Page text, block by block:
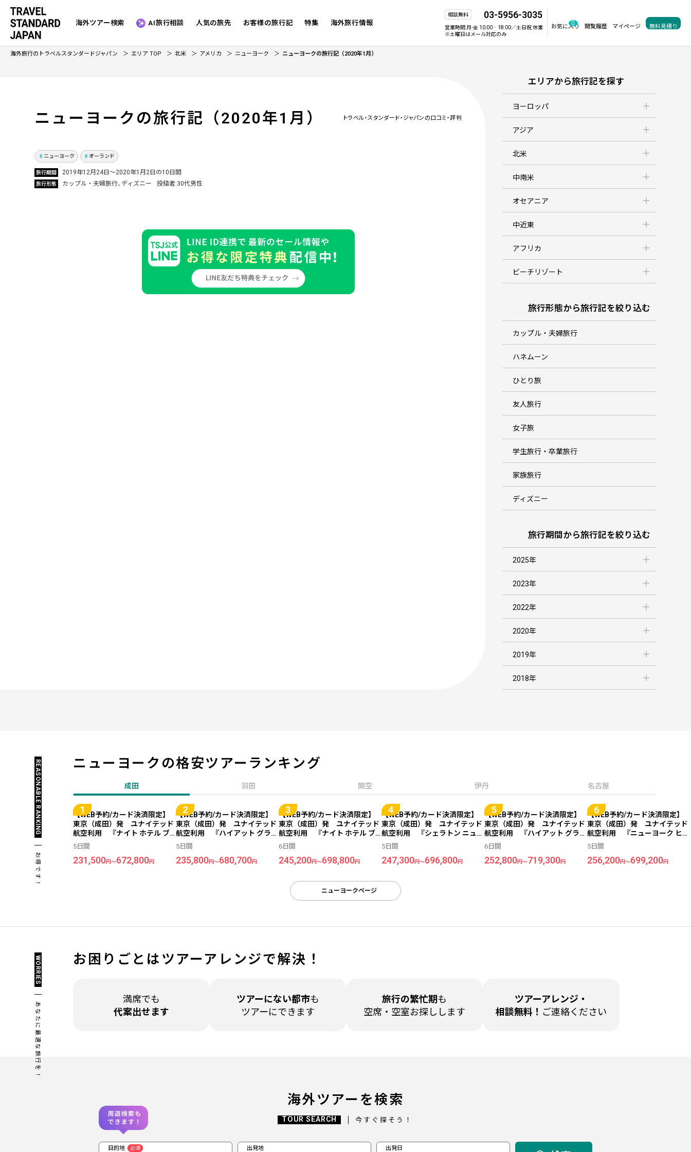
海外ツアー検索 AI旅行相談 人気の旅先 お客様の旅行記 特集 海外旅行情報
相談無料 03-5956-3035
営業時間:月-金 10:00‐18:00／土日祝 休業
※土曜日はメール対応のみ
お気に入り
0 閲覧履歴 マイページ 無料見積り
海外旅行のトラベルスタンダードジャパン エリア TOP 北米 アメリカ ニューヨーク ニューヨークの旅行記（2020年1月）
ニューヨークの旅行記 （2020年1月） トラベル・スタンダード・ジャパンの口コミ・評判
Vol.566
念願のフロリダのウォルト・ディズニー・ワー
ルドへ！ ニューヨークにも行き、タイムズスク
ニューヨーク オーランド
旅行期間 2019年12月24日〜2020年1月2日の10日間
旅行形態 カップル・夫婦旅行 ディズニー 投稿者 30代男性
エリアから旅行記を探す
ヨーロッパ
アジア
北米
中南米
オセアニア
中近東
アフリカ
ビーチリゾート
旅行形態から旅行記を絞り込む
カップル・夫婦旅行
ハネムーン
ひとり旅
友人旅行
女子旅
学生旅行・卒業旅行
家族旅行
ディズニー
旅行期間から旅行記を絞り込む
2025年
2023年
2022年
2020年
2019年
2018年
ニューヨークの格安ツアーランキング
REASONABLE RANKING
お得です！
成田 羽田 関空 伊丹 名古屋
【WEB予約/カード決済限定】
東京（成田）発 ユナイテッド
航空利用 『ナイト ホテル ブ
ロードウェイ ニューヨークシテ
ィ』指定 ＜ニューヨーク＞
5日間
5日間
231,500円～672,800円
【WEB予約/カード決済限定】
東京（成田）発 ユナイテッド
航空利用 『ハイアット グラン
ド セントラル ニューヨーク
（旧：グランド ハイアット ニ
ューヨーク）』指定 ＜ニュー
5日間
235,800円～680,700円
【WEB予約/カード決済限定】
東京（成田）発 ユナイテッド
航空利用 『ナイト ホテル ブ
ロードウェイ ニューヨークシテ
ィ』指定 ＜ニューヨーク＞
6日間
6日間
245,200円～698,800円
【WEB予約/カード決済限定】
東京（成田）発 ユナイテッド
航空利用 『シェラトン ニュー
ヨーク タイムズ スクエア ホテ
ル』指定 ＜ニューヨーク＞
5日間
5日間
247,300円～696,800円
【WEB予約/カード決済限定】
東京（成田）発 ユナイテッド
航空利用 『ハイアット グラン
ド セントラル ニューヨーク
（旧：グランド ハイアット ニ
ューヨーク）』指定 ＜ニュー
6日間
252,800円～719,300円
【WEB予約/カード決済限定】
東京（成田）発 ユナイテッド
航空利用 『ニューヨーク ヒル
トン ミッドタウン』指定 ＜ニ
ューヨーク＞ 5日間
5日間
256,200円～699,200円
ニューヨークページ
お困りごとは ツアーアレンジで解決！
WORRIES
あなたに最適な旅行を！
満席でも
代案出せます
ツアーにない都市も
ツアーにできます
旅行の繁忙期も
空席・空室お探しします
ツアーアレンジ・
相談無料！ ご連絡ください
海外ツアーを検索
TOUR SEARCH 今すぐ探そう！
目的地 必須 出発地 出発日